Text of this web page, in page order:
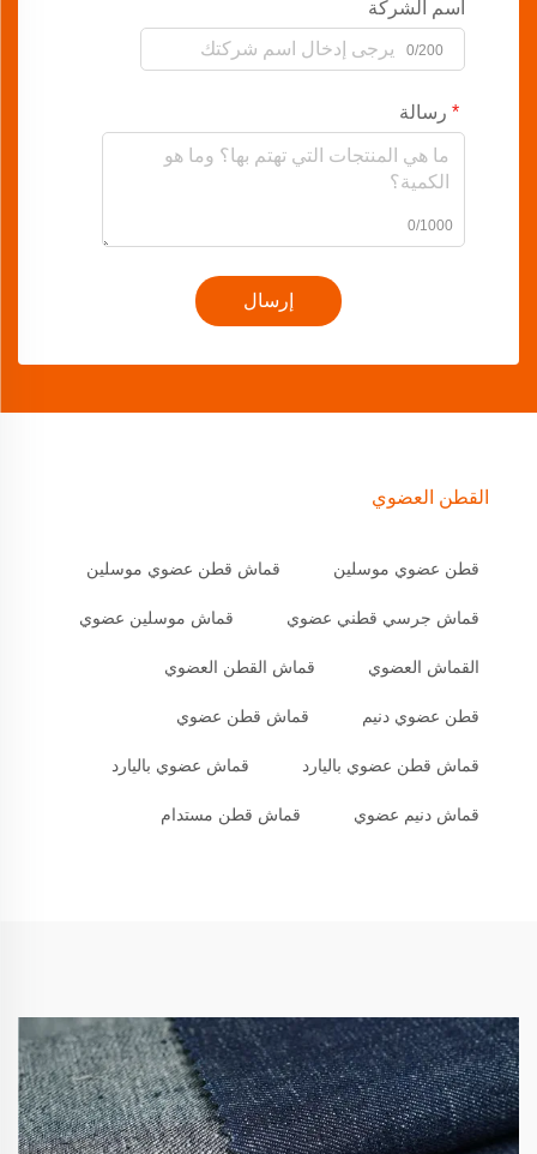
اسم الشركة
0/200
رسالة
0/1000
إرسال
القطن العضوي
قطن عضوي موسلين قماش قطن عضوي موسلين
قماش جرسي قطني عضوي قماش موسلين عضوي
القماش العضوي قماش القطن العضوي
قطن عضوي دنيم قماش قطن عضوي
قماش قطن عضوي باليارد قماش عضوي باليارد
قماش دنيم عضوي قماش قطن مستدام